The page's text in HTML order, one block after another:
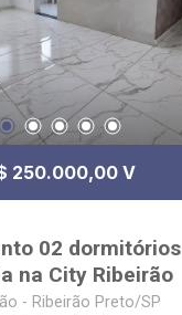
250.000,00 V
02 dormitórios
na City Ribeirão
- Ribeirão Preto/SP